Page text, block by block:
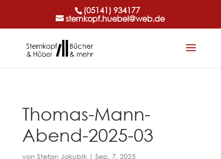
(05141) 934177
sternkopf.huebel@web.de
Thomas-Mann-
Abend-2025-03
von Stefan Jakubik| Sep. 7, 2025